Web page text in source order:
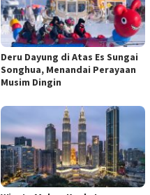
Deru Dayung di Atas Es Sungai
Songhua, Menandai Perayaan
Musim Dingin